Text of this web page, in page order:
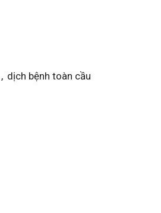
, dịch bệnh toàn cầu